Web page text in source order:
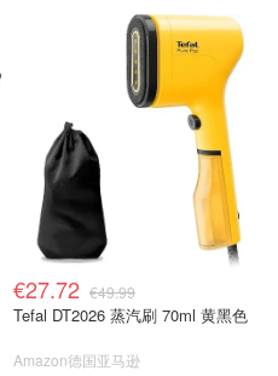
€27.72 €49.99
Tefal DT2026 蒸汽刷 70ml 黄黑色
Amazon德国亚马逊